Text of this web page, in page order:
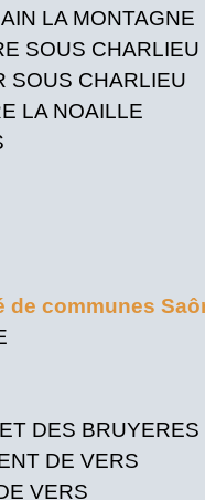
LA MONTAGNE
SOUS CHARLIEU
SOUS CHARLIEU
LA NOAILLE
de communes
DES BRUYERES
DE VERS
VERS